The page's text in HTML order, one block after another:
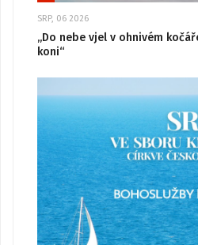
SRP, 06 2026
„Do nebe vjel v ohnivém
koni“